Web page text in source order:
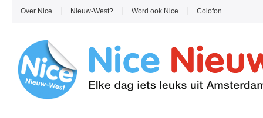
Over Nice Nieuw-West? Word ook Nice Colofon